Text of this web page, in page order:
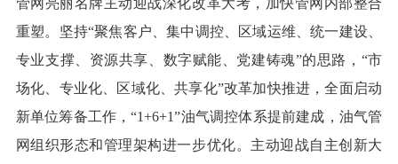
管网亮丽名牌主动迎战深化改革大考，加快管网内部整合
重塑。坚持“聚焦客户、集中调控、区域运维、统一建设、
专业支撑、资源共享、数字赋能、党建铸魂”的思路，“市
场化、专业化、区域化、共享化”改革加快推进，全面启动
新单位筹备工作，“1+6+1”油气调控体系提前建成，油气管
网组织形态和管理架构进一步优化。主动迎战自主创新大